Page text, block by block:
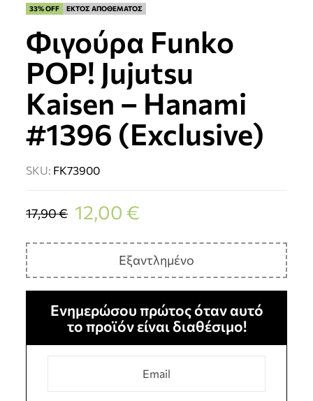
33% OFF ΕΚΤΟΣ ΑΠΟΘΕΜΑΤΟΣ
Φιγούρα Funko
POP! Jujutsu
Kaisen – Hanami
#1396 (Exclusive)
SKU: FK73900
17,90€ 12,00€
Εξαντλημένο
Ενημερώσου πρώτος όταν αυτό
το προϊόν είναι διαθέσιμο!